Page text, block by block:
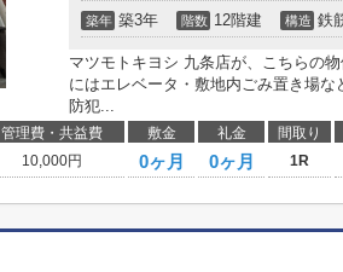
築年 築3年 階数 12階建 構造 鉄
マツモトキヨシ 九条店が、こちらの
にはエレベータ・敷地内ごみ置き場な
防犯...
管理費・共益費 敷金 礼金 間取り
10,000円 0ヶ月 0ヶ月 1R